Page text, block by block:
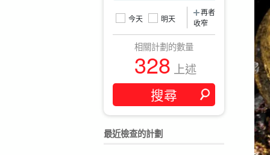
今天 明天
再者
收窄
相關計劃的數量
328 上述
最近檢查的計劃